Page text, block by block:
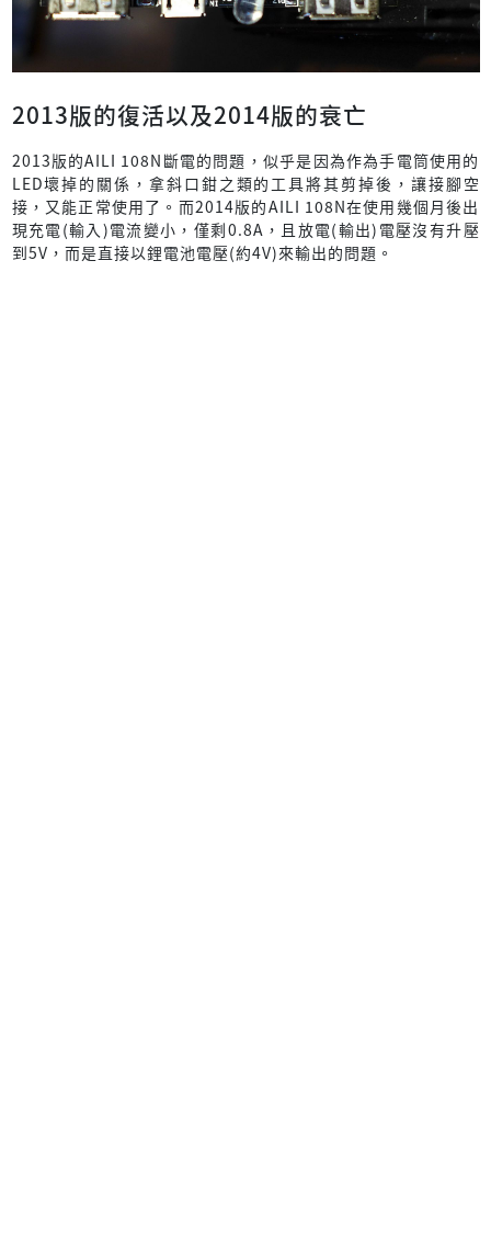
2013版的復活以及2014版的衰亡
2013版的AILI 108N斷電的問題，似乎是因為作為手電筒使用的
LED壞掉的關係，拿斜口鉗之類的工具將其剪掉後，讓接腳空
接，又能正常使用了。而2014版的AILI 108N在使用幾個月後出
現充電(輸入)電流變小，僅剩0.8A，且放電(輸出)電壓沒有升壓
到5V，而是直接以鋰電池電壓(約4V)來輸出的問題。